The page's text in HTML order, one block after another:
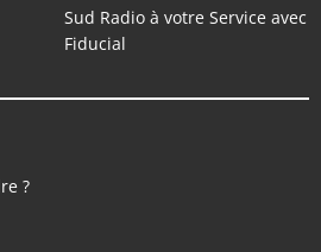
Sud Radio à votre Service avec
Fiducial
?